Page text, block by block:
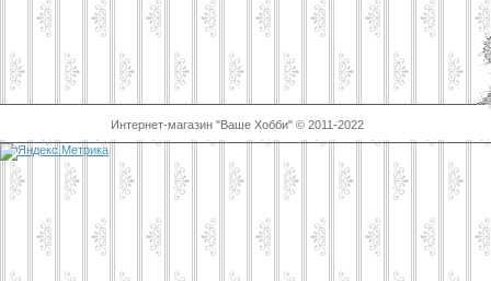
Интернет-магазин "Ваше Хобби" © 2011-2022